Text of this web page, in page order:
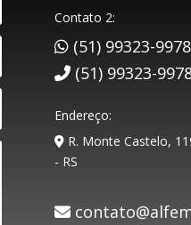
Contato 2:
(51) 99323-9978
(51) 99323-
Endereço:
R. Monte Castelo,
- RS